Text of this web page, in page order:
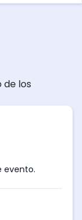
de los
evento.